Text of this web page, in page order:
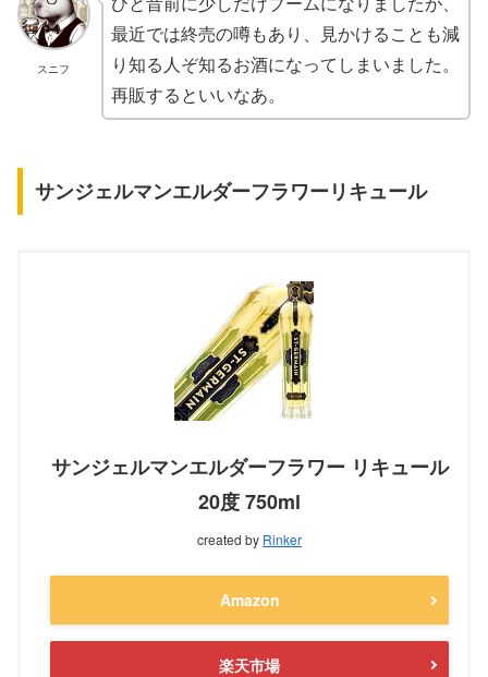
スニフ
最近では終売の噂もあり、見かけることも減
り知る人ぞ知るお酒になってしまいました。
再販するといいなあ。
サンジェルマンエルダーフラワーリキュール
サンジェルマンエルダーフラワー リキュール
20度 750ml
created by Rinker
Amazon
楽天市場